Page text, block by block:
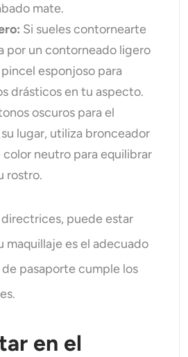
mate.
Si sueles contornearte
por un contorneado ligero
esponjoso para
drásticos en tu aspecto.
oscuros para el
lugar, utiliza bronceador
neutro para equilibrar
rostro.
puede estar
maquillaje es el adecuado
pasaporte cumple los
en el